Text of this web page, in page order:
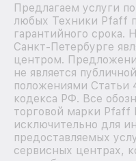
Предлагаем услуги
любых Техники Pfaff
гарантийного
Санкт-Петербурге
центром.
не является
положениями Статьи
кодекса РФ. Все
торговой марки Pfaff
исключительно для
предоставляемых
сервисных центрах,